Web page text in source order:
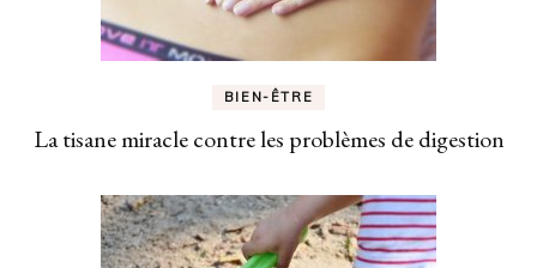
BIEN-ÊTRE
La tisane miracle contre les problèmes de digestion